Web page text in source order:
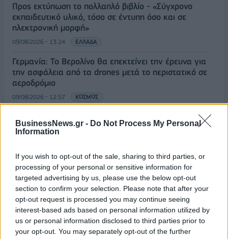
BusinessNews.gr - Do Not Process My Personal
Information
If you wish to opt-out of the sale, sharing to third parties, or
processing of your personal or sensitive information for
targeted advertising by us, please use the below opt-out
section to confirm your selection. Please note that after your
opt-out request is processed you may continue seeing
interest-based ads based on personal information utilized by
us or personal information disclosed to third parties prior to
your opt-out. You may separately opt-out of the further
Προς εκτύπωση το πολλαπλό βιβλίο - «Σύγχρονο
εκπαιδευτικό υλικό, τόσο σε έντυπη όσο και σε
ηλεκτρονική μορφή»
09/08/2026 - 13:24 ΕΛΛΑΔΑ
Γερμανία: Το Βερολίνο θα επεκτείνει την έρευνα για
την ασφάλεια από τα drones μετά το περιστατικό σε
αεροδρόμιο
09/08/2026 - 12:57 ΚΟΣΜΟΣ
Πειραιά – Περίπου 60.000 ταξίδεψαν Παρασκευή
και Σάββατο
Από τη Δυτική Αττική στη Νότια Γαλλία : Οι εμπειρίες
Ελλήνων και Γάλλων πυροσβεστών από τα πύρινα
μέτωπα
09/08/2026 - 12:08 ΚΟΣΜΟΣ
Δεύτερη πηγή εισοδήματος για τους επαγγελματίες